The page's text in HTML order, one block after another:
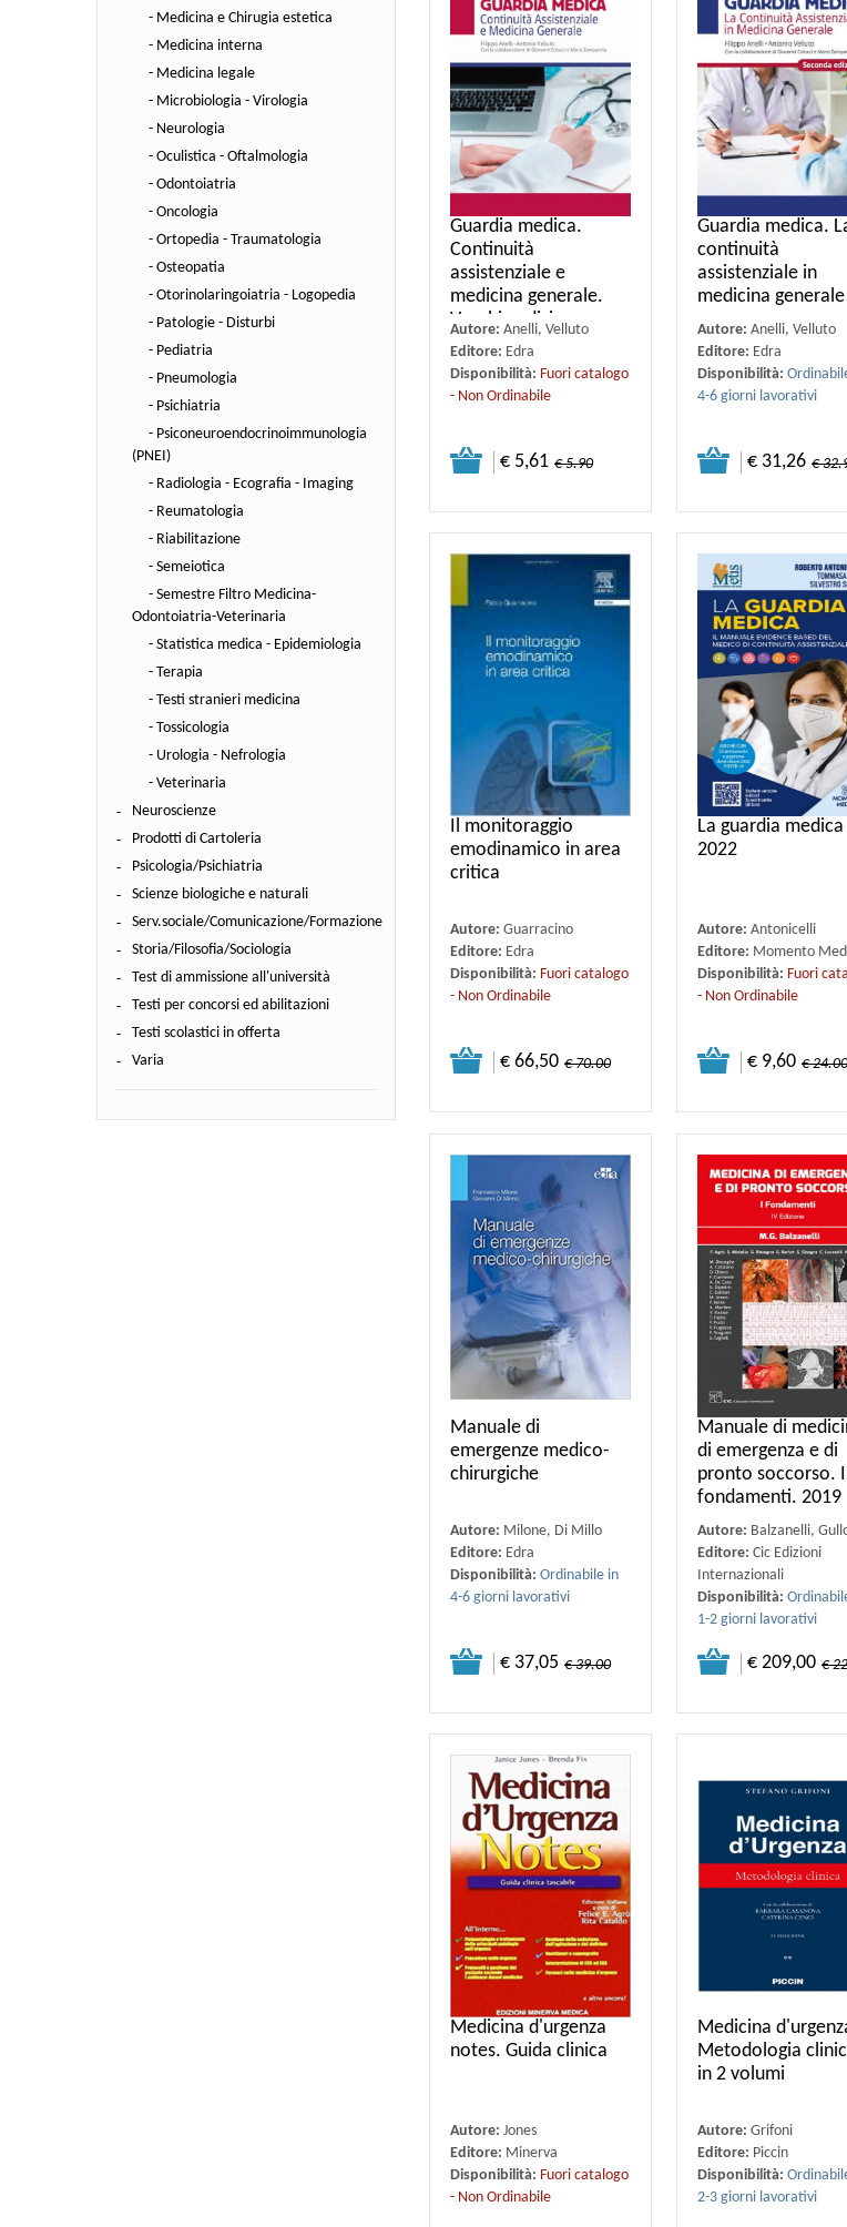
- Medicina e Chirugia estetica
- Medicina interna
- Medicina legale
- Microbiologia - Virologia
- Neurologia
- Oculistica - Oftalmologia
- Odontoiatria
- Oncologia
- Ortopedia - Traumatologia
- Osteopatia
- Otorinolaringoiatria - Logopedia
- Patologie - Disturbi
- Pediatria
- Pneumologia
- Psichiatria
- Psiconeuroendocrinoimmunologia
(PNEI)
- Radiologia - Ecografia - Imaging
- Reumatologia
- Riabilitazione
- Semeiotica
- Semestre Filtro Medicina-
Odontoiatria-Veterinaria
- Statistica medica - Epidemiologia
- Terapia
- Testi stranieri medicina
- Tossicologia
- Urologia - Nefrologia
- Veterinaria
Neuroscienze
Prodotti di Cartoleria
Psicologia/Psichiatria
Scienze biologiche e naturali
Serv.sociale/Comunicazione/Formazione
Storia/Filosofia/Sociologia
Test di ammissione all'università
Testi per concorsi ed abilitazioni
Testi scolastici in offerta
Varia
Guardia medica.
Continuità
assistenziale e
medicina generale.
Vecchia edizione
Autore: Anelli, Velluto
Editore: Edra
Disponibilità: Fuori catalogo
- Non Ordinabile
€ 5,61 € 5.90
Guardia medica.
continuità
assistenziale in
medicina generale
Autore:Anelli, Velluto
Editore: Edra
Disponibilità:
4-6 giorni lavorativi
€ 31,26 €
Dettagli
Il monitoraggio
emodinamico in area
critica
Autore: Guarracino
Editore: Edra
Disponibilità: Fuori catalogo
- Non Ordinabile
€ 66,50 € 70.00
La guardia medica
2022
Autore:Antonicelli
Editore: Momento
Disponibilità: Fuori
- Non Ordinabile
€ 9,60 €
Dettagli
Manuale di
emergenze medico-
chirurgiche
Autore: Milone, Di Millo
Editore: Edra
Disponibilità: Ordinabile in
4-6 giorni lavorativi
€ 37,05 € 39.00
Manuale di
di emergenza e di
pronto soccorso. I
fondamenti. 2019
Autore: Balzanelli,
Editore:Cic Edizioni
Internazionali
Disponibilità:
1-2 giorni lavorativi
€ 209,00 €
Medicina d'urgenza
notes. Guida clinica
Autore: Jones
Editore: Minerva
Disponibilità: Fuori catalogo
- Non Ordinabile
Medicina
Metodologia
in 2 volumi
Autore:Grifoni
Editore: Piccin
Disponibilità:
2-3 giorni lavorativi